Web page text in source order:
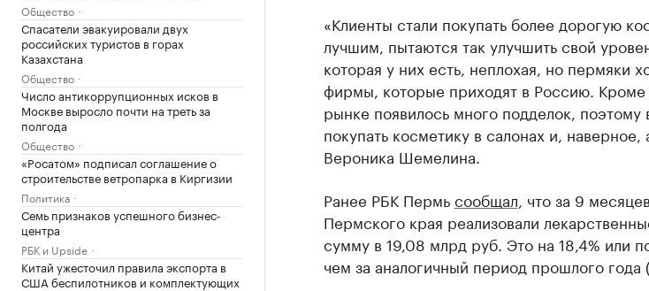
Общество
Спасатели эвакуировали двух
российских туристов в горах
Казахстана
Общество
Число антикоррупционных исков в
Москве выросло почти на треть за
полгода
Общество
«Росатом» подписал соглашение о
строительстве ветропарка в Киргизии
Политика
Семь признаков успешного бизнес-
центра
РБК и Upside
Китай ужесточил правила экспорта в
США беспилотников и комплектующих
«Клиенты стали покупать более дорогую
лучшим, пытаются так улучшить свой
которая у них есть, неплохая, но пермяки
фирмы, которые приходят в Россию. Кроме
рынке появилось много подделок,
покупать косметику в салонах и,
Вероника Шемелина.
Ранее РБК Пермьсообщал , что за 9
Пермского края реализовали
сумму в 19,08 млрд руб. Это на 18,4% или
чем за аналогичный период прошлого года